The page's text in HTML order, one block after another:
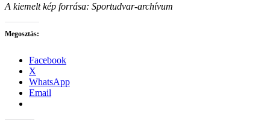
A kiemelt kép forrása: Sportudvar-archívum
Megosztás:
Facebook
X
WhatsApp
Email